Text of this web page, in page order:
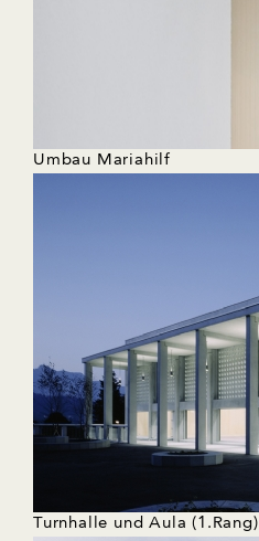
Umbau Mariahilf
Turnhalle und Aula (1.Rang)